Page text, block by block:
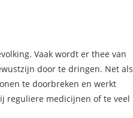
Vaak wordt er thee van
door te dringen. Net als
te doorbreken en werkt
reguliere medicijnen of te veel